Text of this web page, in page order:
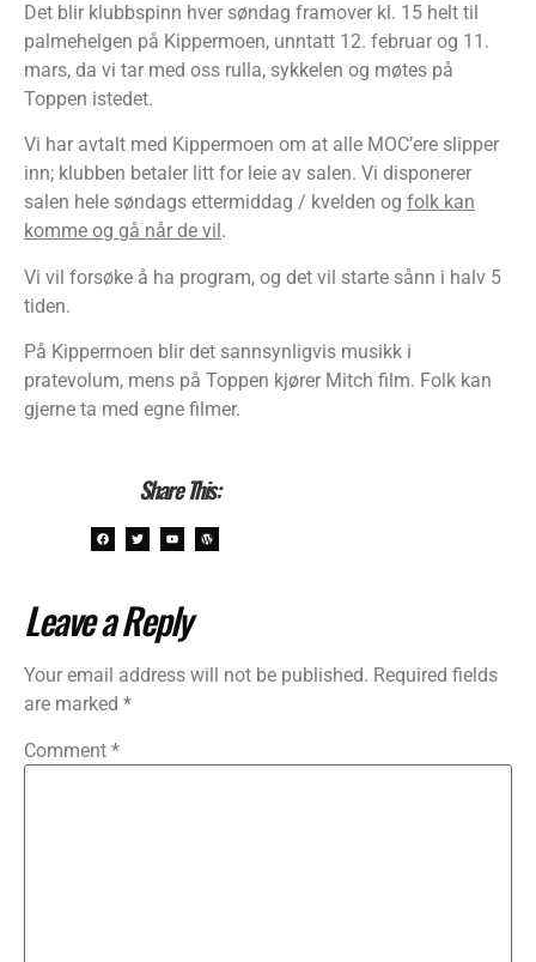
Det blir klubbspinn hver søndag framover kl. 15 helt til
palmehelgen på Kippermoen, unntatt 12. februar og 11.
mars, da vi tar med oss rulla, sykkelen og møtes på
Toppen istedet.
Vi har avtalt med Kippermoen om at alle MOC’ere slipper
inn; klubben betaler litt for leie av salen. Vi disponerer
salen hele søndags ettermiddag / kvelden og folk kan
komme og gå når de vil .
Vi vil forsøke å ha program, og det vil starte sånn i halv 5
tiden.
På Kippermoen blir det sannsynligvis musikk i
pratevolum, mens på Toppen kjører Mitch film. Folk kan
gjerne ta med egne filmer.
Share This:
Leave a Reply
Your email address will not be published. Required fields
are marked *
Comment *